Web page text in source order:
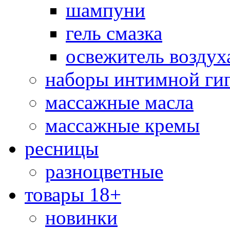
шампуни
гель смазка
освежитель
наборы интимной
массажные масла
массажные кремы
ресницы
разноцветные
товары 18+
новинки